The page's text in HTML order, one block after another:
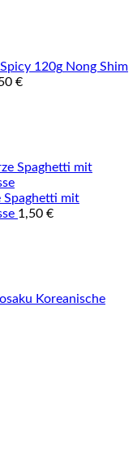
Nong Shim
€
Spaghetti mit
1,50 €
Koreanische